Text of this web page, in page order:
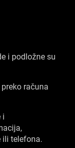
i podložne su
računa
i
ili telefona.